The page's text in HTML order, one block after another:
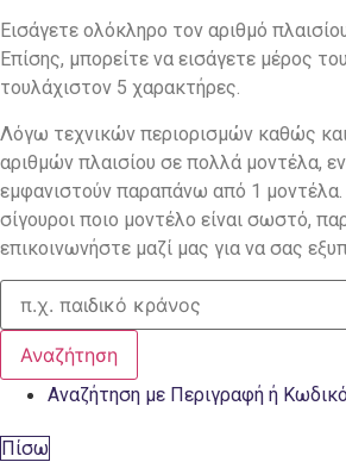
Εισάγετε ολόκληρο τον αριθμό
Επίσης, μπορείτε να εισάγετε μέρος
τουλάχιστον 5 χαρακτήρες.
Λόγω τεχνικών περιορισμών καθώς
αριθμών πλαισίου σε πολλά μοντέλα,
εμφανιστούν παραπάνω από 1 μοντέλα.
σίγουροι ποιο μοντέλο είναι σωστό,
επικοινωνήστε μαζί μας για να σας
Αναζήτηση
Αναζήτηση με Περιγραφή ή
Πίσω